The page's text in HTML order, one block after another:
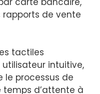
de vente
tactiles
intuitive,
processus de
temps d’attente à